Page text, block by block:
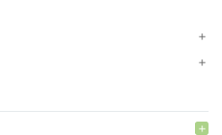
add
add
add